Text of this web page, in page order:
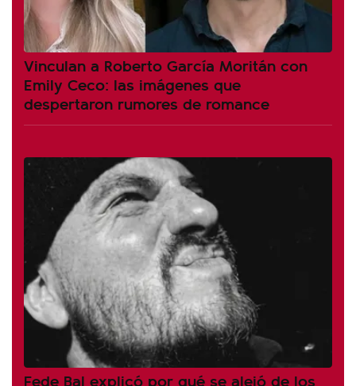
Vinculan a Roberto García Moritán con
Emily Ceco: las imágenes que
despertaron rumores de romance
Fede Bal explicó por qué se alejó de los